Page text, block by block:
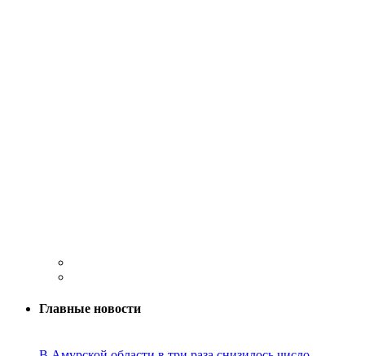
Главные новости